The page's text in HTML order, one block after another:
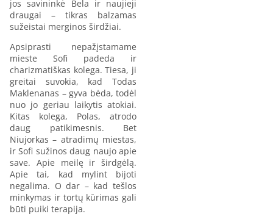
jos savininkė Bela ir naujieji
draugai – tikras balzamas
sužeistai merginos širdžiai.
Apsiprasti nepažįstamame
mieste Sofi padeda ir
charizmatiškas kolega. Tiesa, ji
greitai suvokia, kad Todas
Maklenanas – gyva bėda, todėl
nuo jo geriau laikytis atokiai.
Kitas kolega, Polas, atrodo
daug patikimesnis. Bet
Niujorkas – atradimų miestas,
ir Sofi sužinos daug naujo apie
save. Apie meilę ir širdgėlą.
Apie tai, kad mylint bijoti
negalima. O dar – kad tešlos
minkymas ir tortų kūrimas gali
būti puiki terapija.